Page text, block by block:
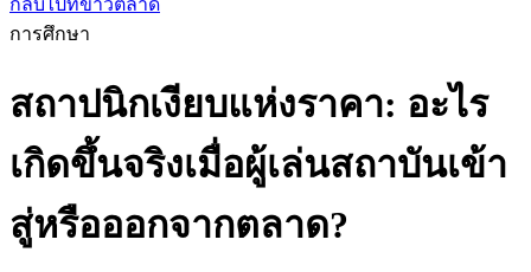
กลับไปที่ข่าวตลาด
การศึกษา
สถาปนิกเงียบแห่งราคา: อะไร
เกิดขึ้นจริงเมื่อผู้เล่นสถาบันเข้า
สู่หรือออกจากตลาด?